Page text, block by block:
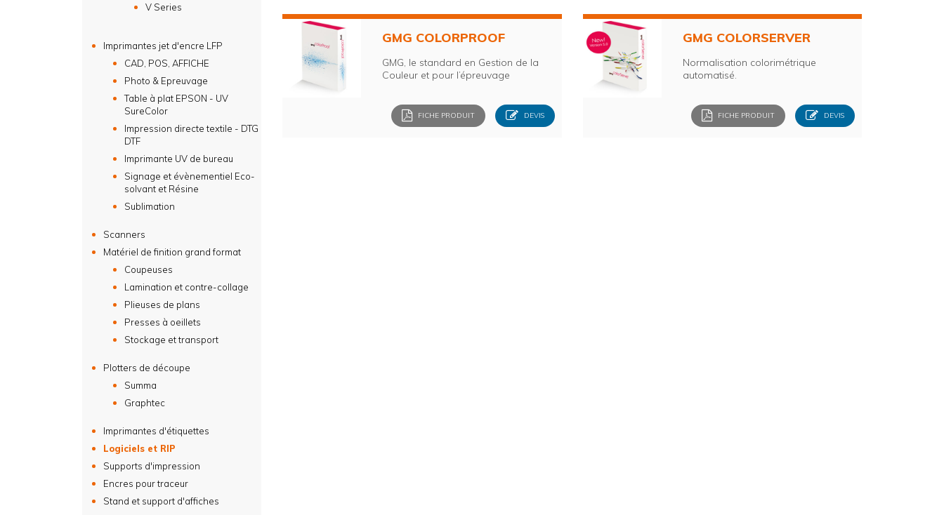
GMG COLORPROOF
GMG, le standard en Gestion de la
Couleur et pour l’épreuvage
FICHE PRODUIT DEVIS
GMG COLORSERVER
Normalisation colorimétrique
automatisé.
FICHE PRODUIT DEVIS
V Series
Imprimantes jet d'encre LFP
CAD, POS, AFFICHE
Photo & Epreuvage
Table à plat EPSON - UV
SureColor
Impression directe textile - DTG
DTF
Imprimante UV de bureau
Signage et évènementiel Eco-
solvant et Résine
Sublimation
Scanners
Matériel de finition grand format
Coupeuses
Lamination et contre-collage
Plieuses de plans
Presses à oeillets
Stockage et transport
Plotters de découpe
Summa
Graphtec
Imprimantes d'étiquettes
Logiciels et RIP
Supports d'impression
Encres pour traceur
Stand et support d'affiches